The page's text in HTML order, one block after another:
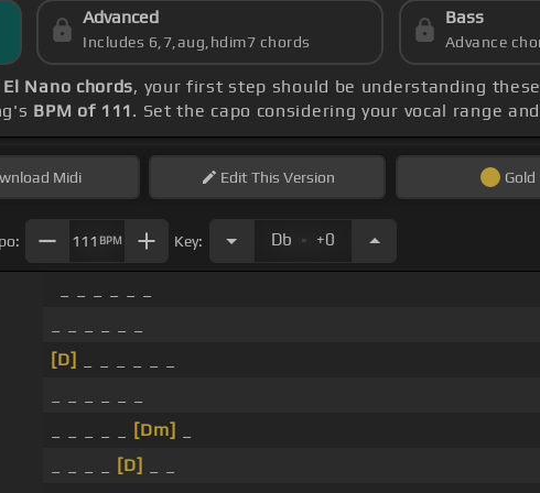
Advanced
Includes 6,7,aug,hdim7 chords
Bass
Advance
El Nano chords, your first step should be understanding these
BPM of 111 . Set the capo considering your vocal range
Midi EditThis Version Gold
111 BPM Key: Db . +0
[D]
[Dm]
[D]